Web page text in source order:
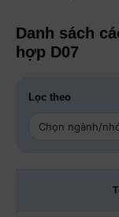
Danh sách
hợp D07
Lọc theo